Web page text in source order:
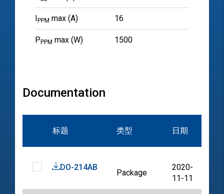
PPM max (A) 16
P PPM max (W) 1500
Documentation
标题 类型 日期
DO-214AB
Package
2020-
11-11